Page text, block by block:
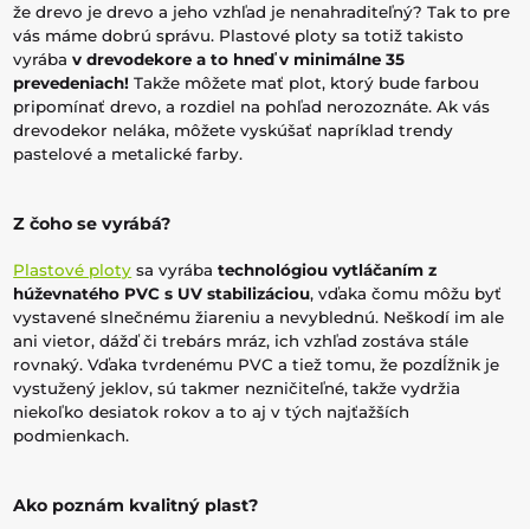
že drevo je drevo a jeho vzhľad je nenahraditeľný? Tak to pre
vás máme dobrú správu. Plastové ploty sa totiž takisto
vyrábav drevodekore a to hneď v minimálne 35
prevedeniach! Takže môžete mať plot, ktorý bude farbou
pripomínať drevo, a rozdiel na pohľad nerozoznáte. Ak vás
drevodekor neláka, môžete vyskúšať napríklad trendy
pastelové a metalické farby.
Z čoho se vyrábá?
Plastové ploty sa vyrábatechnológiou vytláčaním z
húževnatého PVC s UV stabilizáciou, vďaka čomu môžu byť
vystavené slnečnému žiareniu a nevyblednú. Neškodí im ale
ani vietor, dážď či trebárs mráz, ich vzhľad zostáva stále
rovnaký. Vďaka tvrdenému PVC a tiež tomu, že pozdĺžnik je
vystužený jeklov, sú takmer nezničiteľné, takže vydržia
niekoľko desiatok rokov a to aj v tých najťažších
podmienkach.
Ako poznám kvalitný plast?